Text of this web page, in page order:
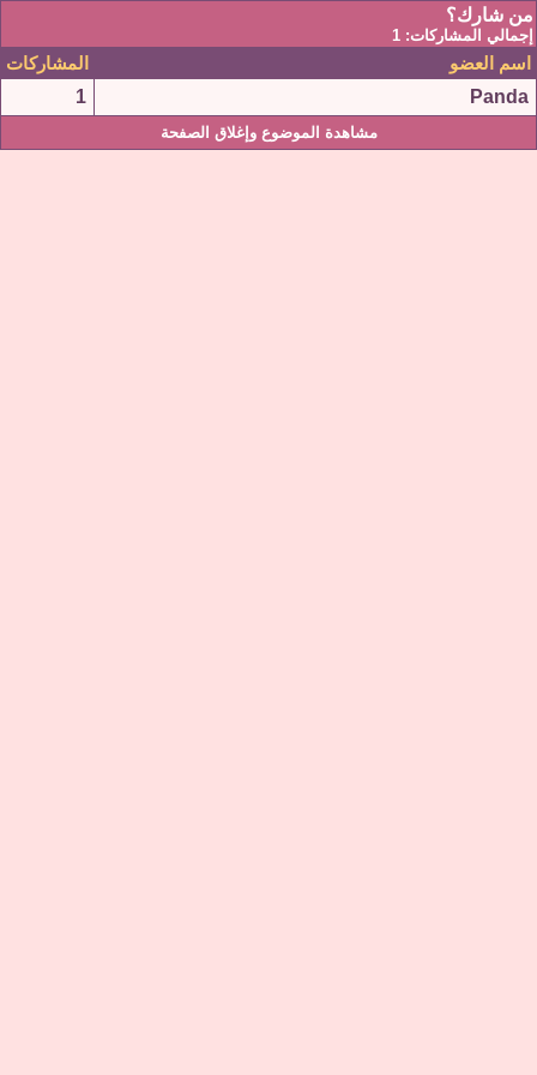
من شارك؟
إجمالي المشاركات: 1
اسم العضو المشاركات
Panda
1
مشاهدة الموضوع وإغلاق الصفحة